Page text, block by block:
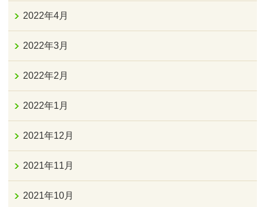
2022年4月
2022年3月
2022年2月
2022年1月
2021年12月
2021年11月
2021年10月